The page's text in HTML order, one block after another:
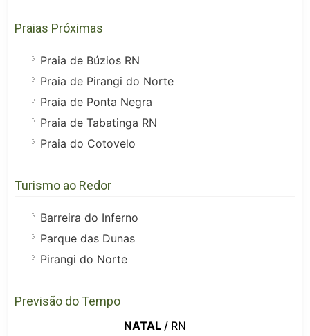
Praias Próximas
Praia de Búzios RN
Praia de Pirangi do Norte
Praia de Ponta Negra
Praia de Tabatinga RN
Praia do Cotovelo
Turismo ao Redor
Barreira do Inferno
Parque das Dunas
Pirangi do Norte
Previsão do Tempo
NATAL / RN